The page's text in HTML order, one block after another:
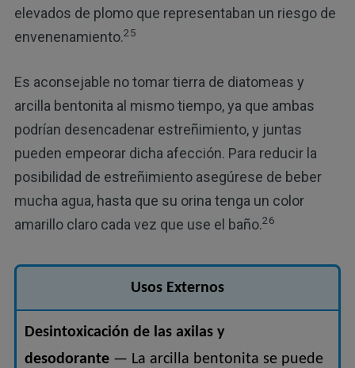
elevados de plomo que representaban un riesgo de
envenenamiento.25
Es aconsejable no tomar tierra de diatomeas y
arcilla bentonita al mismo tiempo, ya que ambas
podrían desencadenar estreñimiento, y juntas
pueden empeorar dicha afección. Para reducir la
posibilidad de estreñimiento asegúrese de beber
mucha agua, hasta que su orina tenga un color
amarillo claro cada vez que use el baño.26
Usos Externos
Desintoxicación de las axilas y
desodorante— La arcilla bentonita se puede